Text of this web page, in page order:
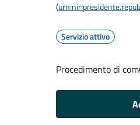
(
Servizio attivo
Procedimento di